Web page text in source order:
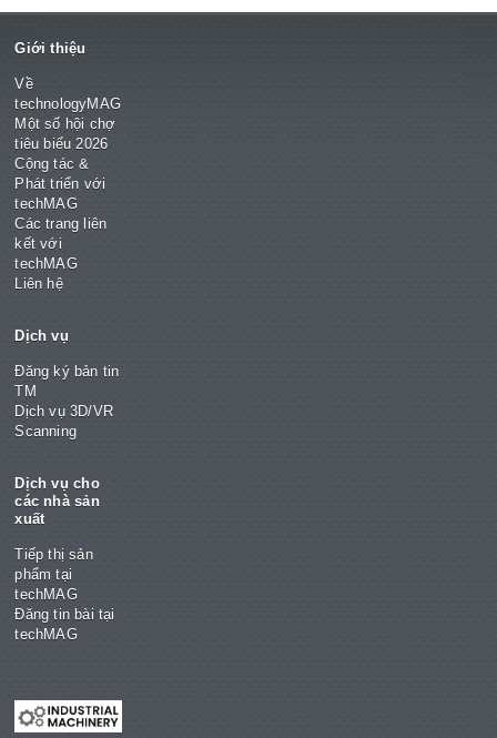
Giới thiệu
Về
technologyMAG
Một số hội chợ
tiêu biểu 2026
Cộng tác &
Phát triển với
techMAG
Các trang liên
kết với
techMAG
Liên hệ
Dịch vụ
Đăng ký bản tin
TM
Dịch vụ 3D/VR
Scanning
Dịch vụ cho
các nhà sản
xuất
Tiếp thị sản
phẩm tại
techMAG
Đăng tin bài tại
techMAG